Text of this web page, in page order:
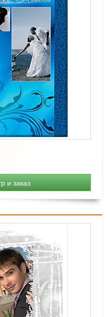
и заказ